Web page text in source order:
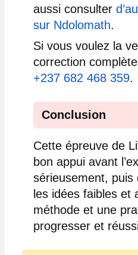
aussi consulter
sur Ndolomath.
Si vous voulez la
correction
+237 682 468 359.
Conclusion
Cette épreuve de
bon appui avant
sérieusement, puis
les idées faibles et
méthode et une
progresser et